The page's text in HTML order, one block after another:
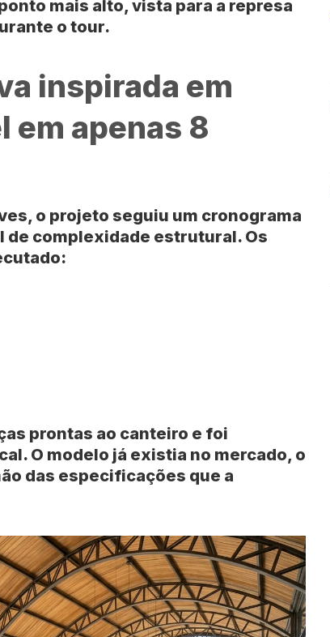
mais alto, vista para a represa
o tour.
inspirada em
em apenas 8
o projeto seguiu um cronograma
de complexidade estrutural. Os
prontas ao canteiro e foi
O modelo já existia no mercado, o
das especificações que a